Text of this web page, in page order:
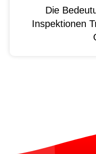
Die
Inspektionen